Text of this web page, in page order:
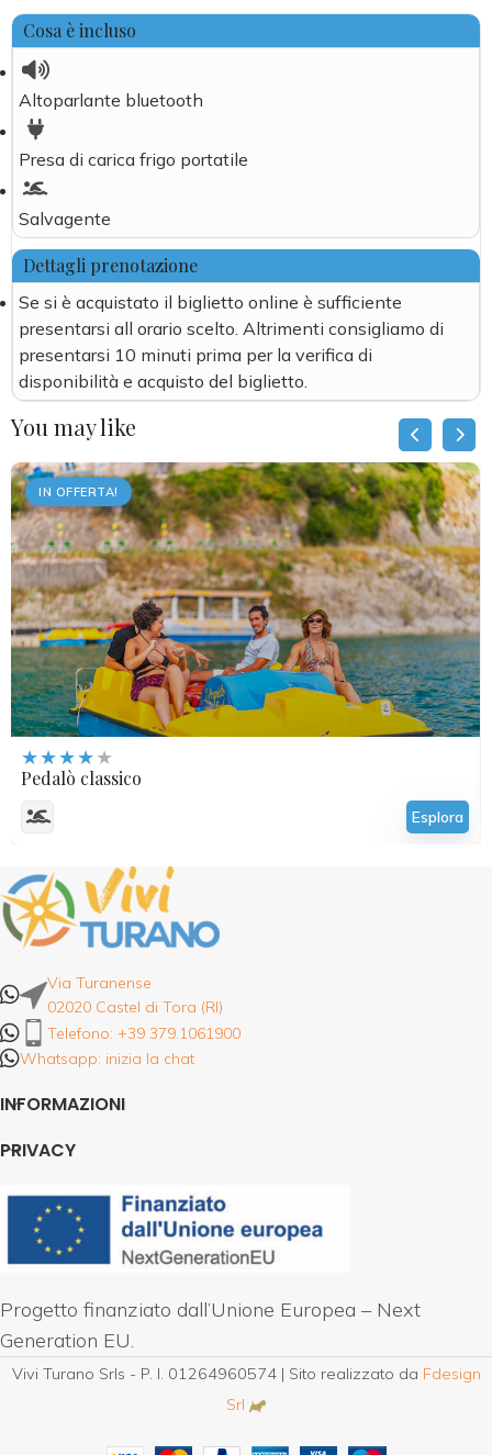
Cosa è incluso
Altoparlante bluetooth
Presa di carica frigo portatile
Salvagente
Dettagli prenotazione
Se si è acquistato il biglietto online è sufficiente
presentarsi all orario scelto. Altrimenti consigliamo di
presentarsi 10 minuti prima per la verifica di
disponibilità e acquisto del biglietto.
You may like
IN OFFERTA!
€15,00
Tutto prenotato!
Pedalò classico
Esplora
Via Turanense
02020 Castel di Tora (RI)
Telefono: +39 379.1061900
Whatsapp: inizia la chat
INFORMAZIONI
PRIVACY
Progetto finanziato dall’Unione Europea – Next
Generation EU.
Vivi Turano Srls - P. I. 01264960574 | Sito realizzato da Fdesign
Srl